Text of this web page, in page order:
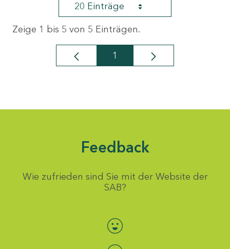
20 Einträge
Zeige 1 bis 5 von 5 Einträgen.
Seite
1
Feedback
Wie zufrieden sind Sie mit der Website der
SAB?
Bewertung auswählen